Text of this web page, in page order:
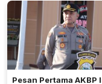
Pesan Pertama AKBP